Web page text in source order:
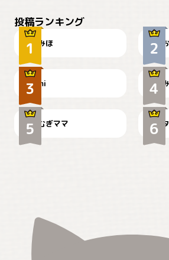
投稿ランキング
みほ
可愛い？
mi
見て
🌻とむぎ！
むぎママ
ドー
て